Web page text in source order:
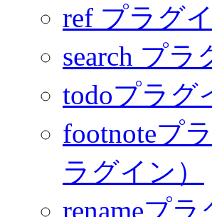
ref プラグ
search プラ
todoプラグ
footnoteプ
ラグイン）
renameプラ